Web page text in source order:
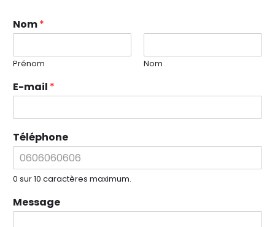
Nom*
Prénom Nom
E-mail *
Téléphone
0 sur 10 caractères maximum.
Message